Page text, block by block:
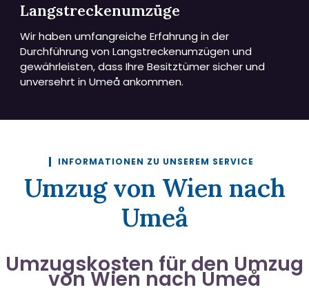
Langstreckenumzüge
Wir haben umfangreiche Erfahrung in der
Durchführung von Langstreckenumzügen und
gewährleisten, dass Ihre Besitztümer sicher und
unversehrt in Umeå ankommen.
INFORMATIONEN ZU UNSEREM SERVICE
Umzug von Wien nach
Umeå
Umzugskosten für den Umzug
von Wien nach Umeå